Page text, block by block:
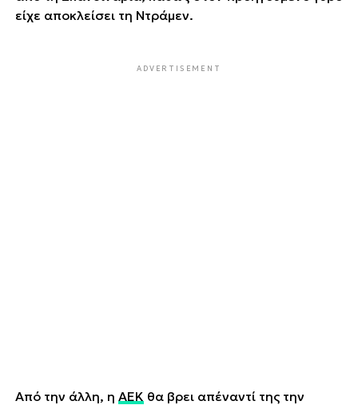
είχε αποκλείσει τη Ντράμεν.
ADVERTISEMENT
Από την άλλη, η ΑΕΚ θα βρει απέναντί της την